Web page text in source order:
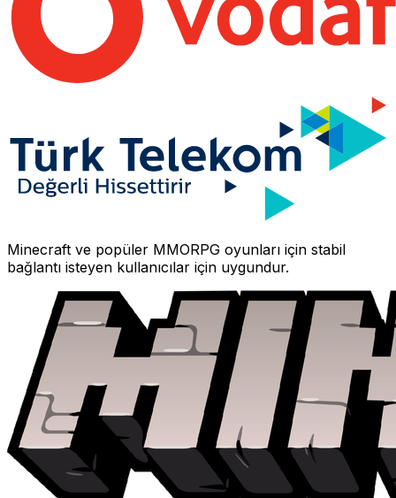
Minecraft ve popüler MMORPG oyunları için stabil
bağlantı isteyen kullanıcılar için uygundur.